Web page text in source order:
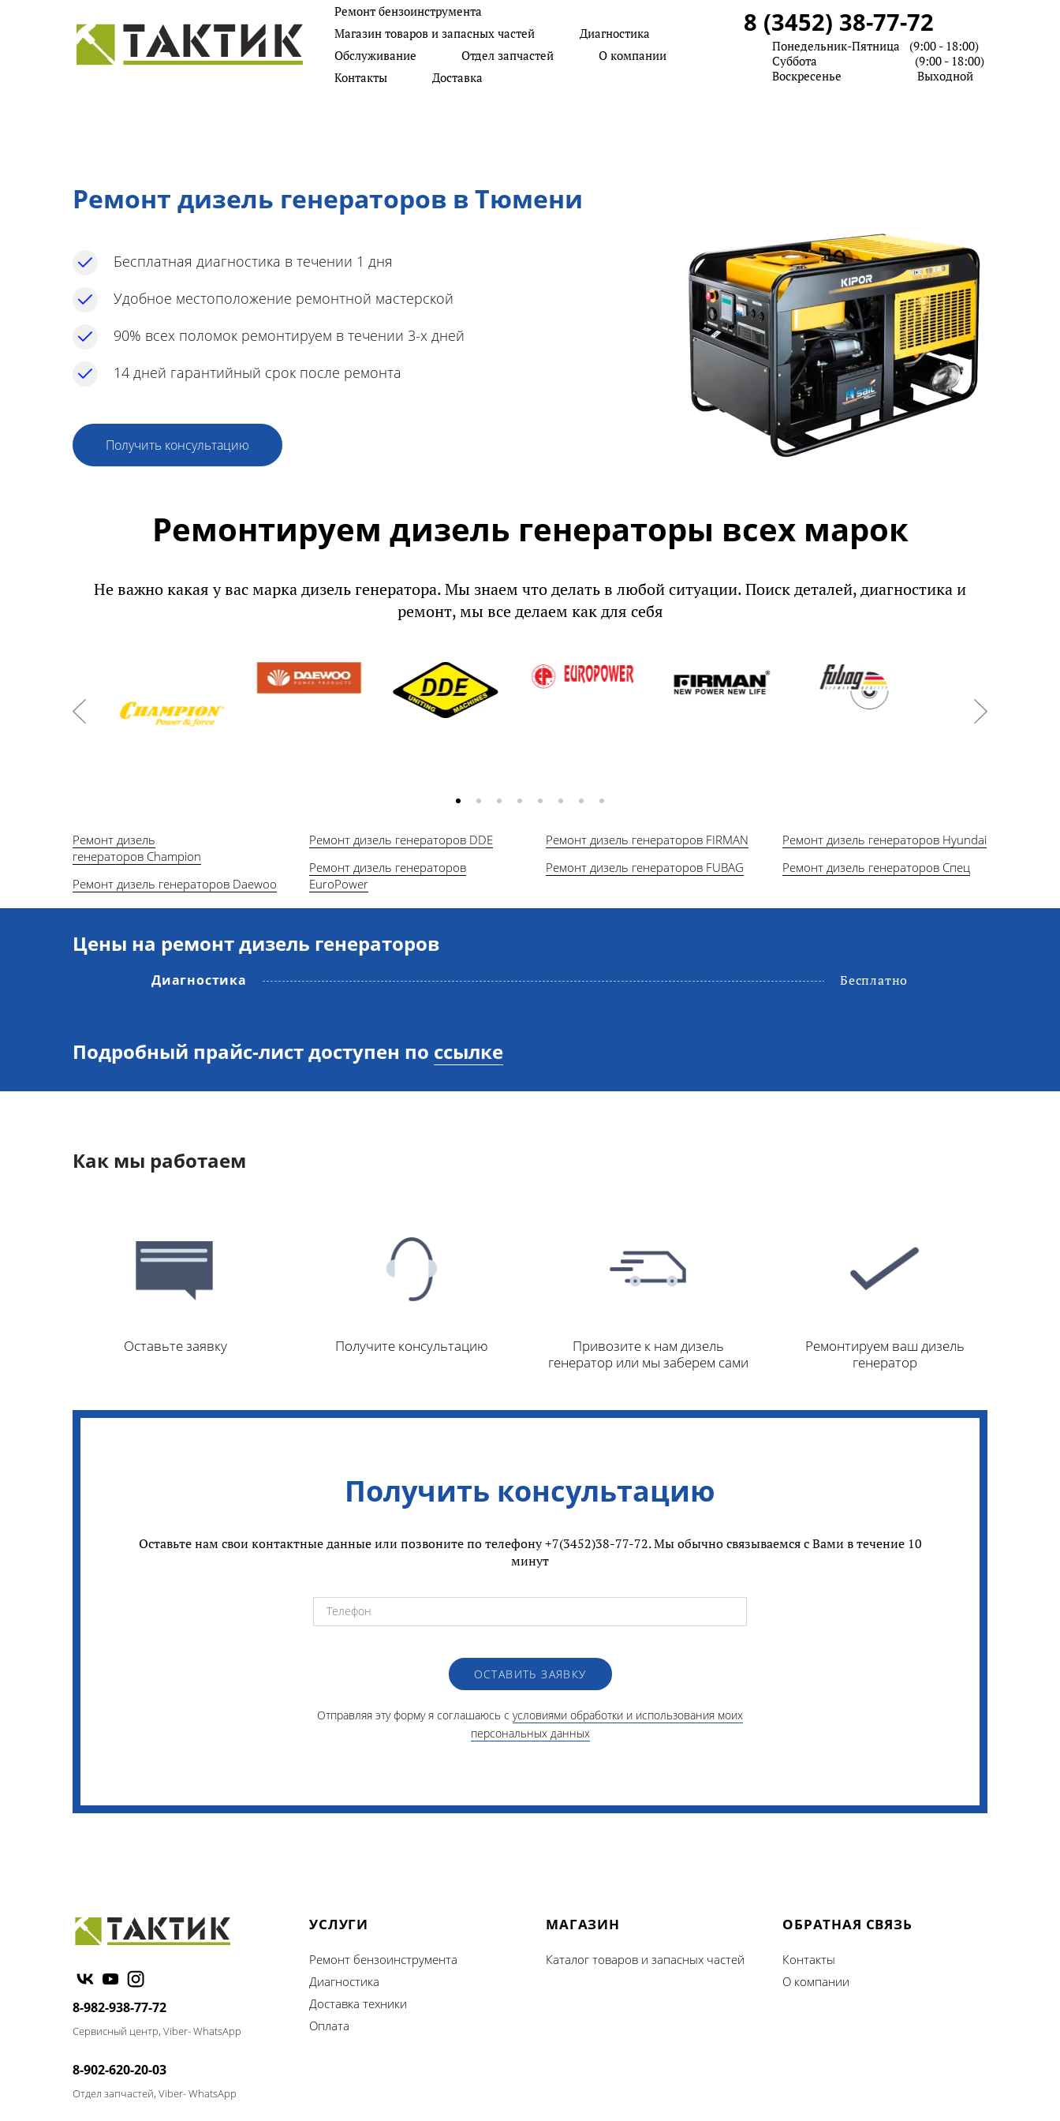
Ремонт бензоинструмента
Магазин товаров и запасных частей
Диагностика
Обслуживание
Отдел запчастей
О компании
Контакты
Доставка
8 (3452) 38-77-72
Понедельник-Пятница (9:00 - 18:00)
Суббота (9:00 - 18:00)
Воскресенье Выходной
Более 7000 ремонтов техники
за 7 лет работы. Фото
Не тратьте свое время на
ремонт, позвоните Нам
+7 902 620 20 03
Отдел запчастей
+7 982 938 77 72
Сервисный центр
Ремонт дизель генераторов в Тюмени
Бесплатная диагностика в течении 1 дня
Удобное местоположение ремонтной мастерской
90% всех поломок ремонтируем в течении 3-х дней
14 дней гарантийный срок после ремонта
Получить консультацию
Ремонтируем дизель генераторы всех марок
Не важно какая у вас марка дизель генератора. Мы знаем что делать в любой ситуации. Поиск деталей, диагностика и
ремонт, мы все делаем как для себя
Ремонт дизель
генераторов Champion
Ремонт дизель генераторов Daewoo
Ремонт дизель генераторов DDE
Ремонт дизель генераторов
EuroPower
Ремонт дизель генераторов FIRMAN
Ремонт дизель генераторов FUBAG
Ремонт дизель генераторов Hyundai
Ремонт дизель генераторов Спец
Цены на ремонт дизель генераторов
Диагностика Бесплатно
Подробный прайс-лист доступен по ссылке
Как мы работаем
Оставьте заявку Получите консультацию
Привозите к нам дизель
генератор или мы заберем сами
Ремонтируем ваш дизель
генератор
Получить консультацию
Оставьте нам свои контактные данные или позвоните по телефону +7(3452)38-77-72. Мы обычно связываемся с Вами в течение 10
минут
ОСТАВИТЬ ЗАЯВКУ
Отправляя эту форму я соглашаюсь с условиями обработки и использования моих
персональных данных
8-982-938-77-72
Сервисный центр, Viber- WhatsApp
8-902-620-20-03
Отдел запчастей, Viber- WhatsApp
УСЛУГИ
Ремонт бензоинструмента
Диагностика
Доставка техники
Оплата
МАГАЗИН
Каталог товаров и запасных частей
ОБРАТНАЯ СВЯЗЬ
Контакты
О компании